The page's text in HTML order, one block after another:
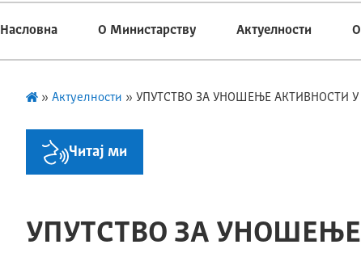
Насловна О Министарству Актуелности
» Актуелности » УПУТСТВО ЗА УНОШЕЊЕ АКТИВНОСТИ
Читај ми
УПУТСТВО ЗА УНОШЕЊЕ